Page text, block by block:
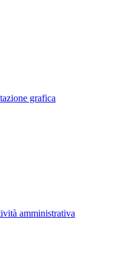
grafica
amministrativa